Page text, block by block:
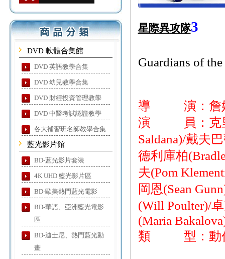
DVD 軟體合集館
DVD 英語教學合集
DVD 幼兒教學合集
DVD 財經投資管理教學
DVD 中醫考試認證教學
各大補習班名師教學合集
藍光影片館
BD-蓝光影片套装
4K UHD 藍光影片區
BD-歐美熱門藍光電影
BD-華語、亞洲藍光電影
區
BD-迪士尼、熱門藍光動
畫
星際異攻隊3
Guardians of
導 演：詹姆
演 員：克里
Saldana)/戴夫
德利庫柏
夫(Pom
岡恩(Sean
(Will Poulter)/
(Maria
類 型：動